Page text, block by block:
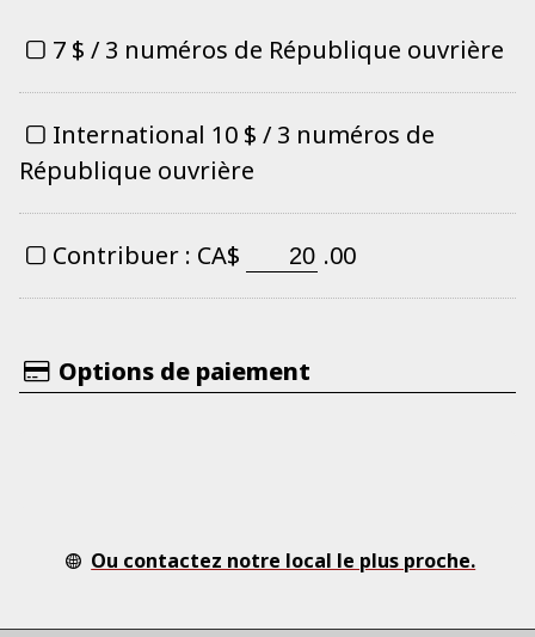
7 $ / 3 numéros de République ouvrière
International 10 $ / 3 numéros de
République ouvrière
Contribuer : CA$ .00
Options de paiement
Ou contactez notre local le plus proche.